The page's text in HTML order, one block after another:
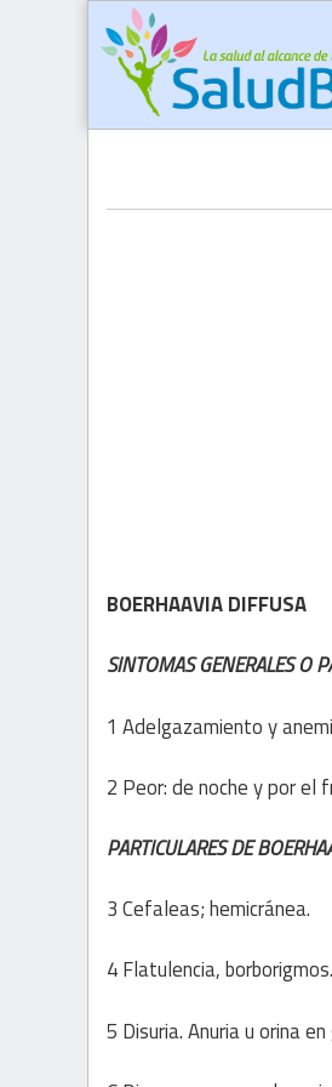
BOERHAAVIA DIFFUSA
SINTOMAS GENERALES O
1 Adelgazamiento y
2 Peor: de noche y por el
PARTICULARES DE
3 Cefaleas; hemicránea.
4 Flatulencia,
5 Disuria. Anuria u orina